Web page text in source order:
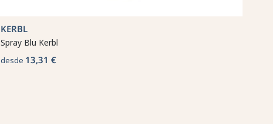
KERBL
Spray Blu Kerbl
desde 13,31 €